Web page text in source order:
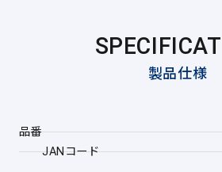
製品仕様
品番
JANコード